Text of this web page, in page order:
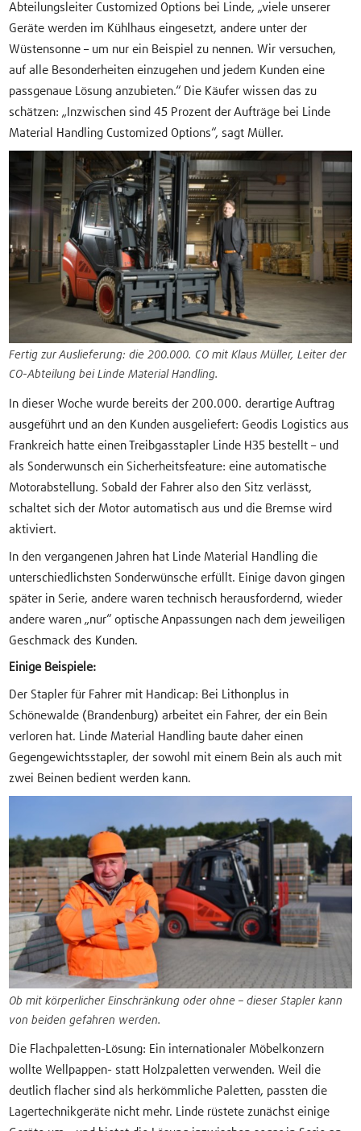
Abteilungsleiter Customized Options bei Linde, „viele unserer
Geräte werden im Kühlhaus eingesetzt, andere unter der
Wüstensonne – um nur ein Beispiel zu nennen. Wir versuchen,
auf alle Besonderheiten einzugehen und jedem Kunden eine
passgenaue Lösung anzubieten.“ Die Käufer wissen das zu
schätzen: „Inzwischen sind 45 Prozent der Aufträge bei Linde
Material Handling Customized Options“, sagt Müller.
Fertig zur Auslieferung: die 200.000. CO mit Klaus Müller, Leiter der
CO-Abteilung bei Linde Material Handling.
In dieser Woche wurde bereits der 200.000. derartige Auftrag
ausgeführt und an den Kunden ausgeliefert: Geodis Logistics aus
Frankreich hatte einen Treibgasstapler Linde H35 bestellt – und
als Sonderwunsch ein Sicherheitsfeature: eine automatische
Motorabstellung. Sobald der Fahrer also den Sitz verlässt,
schaltet sich der Motor automatisch aus und die Bremse wird
aktiviert.
In den vergangenen Jahren hat Linde Material Handling die
unterschiedlichsten Sonderwünsche erfüllt. Einige davon gingen
später in Serie, andere waren technisch herausfordernd, wieder
andere waren „nur“ optische Anpassungen nach dem jeweiligen
Geschmack des Kunden.
Einige Beispiele:
Der Stapler für Fahrer mit Handicap: Bei Lithonplus in
Schönewalde (Brandenburg) arbeitet ein Fahrer, der ein Bein
verloren hat. Linde Material Handling baute daher einen
Gegengewichtsstapler, der sowohl mit einem Bein als auch mit
zwei Beinen bedient werden kann.
Ob mit körperlicher Einschränkung oder ohne – dieser Stapler kann
von beiden gefahren werden.
Die Flachpaletten-Lösung: Ein internationaler Möbelkonzern
wollte Wellpappen- statt Holzpaletten verwenden. Weil die
deutlich flacher sind als herkömmliche Paletten, passten die
Lagertechnikgeräte nicht mehr. Linde rüstete zunächst einige